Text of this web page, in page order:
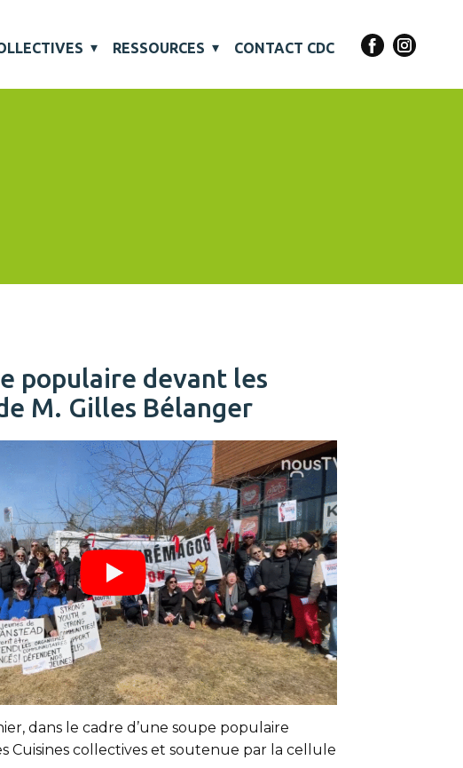
RESSOURCES CONTACT CDC
populaire devant les
M. Gilles Bélanger
dans le cadre d’une soupe populaire
Cuisines collectives et soutenue par la cellule